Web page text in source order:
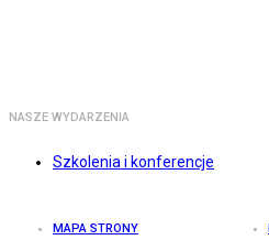
NASZE WYDARZENIA
Szkolenia i konferencje
MAPA STRONY